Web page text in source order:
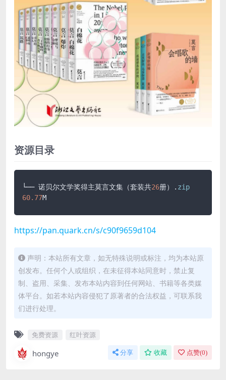
资源目录
└── 诺贝尔文学奖得主莫言文集（套装共26册）. zip
60.77M
https://pan.quark.cn/s/c90f9659d104
声明：本站所有文章，如无特殊说明或标注，均为本站原
创发布。任何个人或组织，在未征得本站同意时，禁止复
制、盗用、采集、发布本站内容到任何网站、书籍等各类媒
体平台。如若本站内容侵犯了原著者的合法权益，可联系我
们进行处理。
免费资源 红叶资源
hongye 分享 收藏 点赞(0)